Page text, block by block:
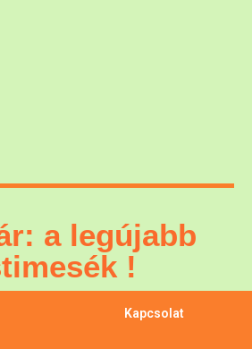
a legújabb
!
Kapcsolat